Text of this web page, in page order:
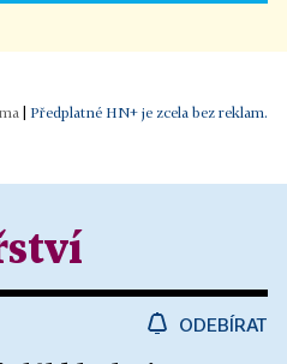
Předplatné HN+ je zcela bez reklam.
ODEBÍRAT